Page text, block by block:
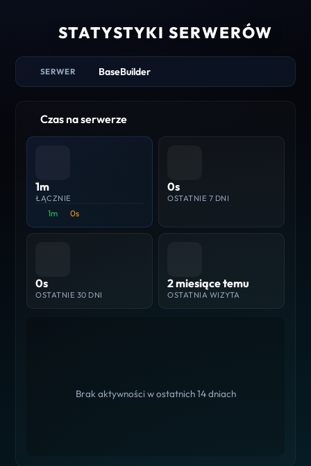
STATYSTYKI SERWERÓW
SERWER BaseBuilder
Czas na serwerze
1m
ŁĄCZNIE
1m 0s
0s
OSTATNIE 7 DNI
0s
OSTATNIE 30 DNI
2 miesiące temu
OSTATNIA WIZYTA
Brak aktywności w ostatnich 14 dniach